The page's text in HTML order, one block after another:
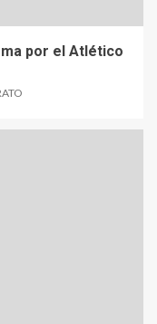
por el Atlético